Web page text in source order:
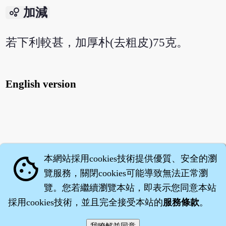
bubble_chart 加減
若下利較甚，加厚朴(去粗皮)75克。
English version
cookie 本網站採用cookies技術提供優質、安全的瀏
覽服務，關閉cookies可能導致無法正常瀏
覽。您若繼續瀏覽本站，即表示您同意本站
採用cookies技術，並且完全接受本站的服務條款。